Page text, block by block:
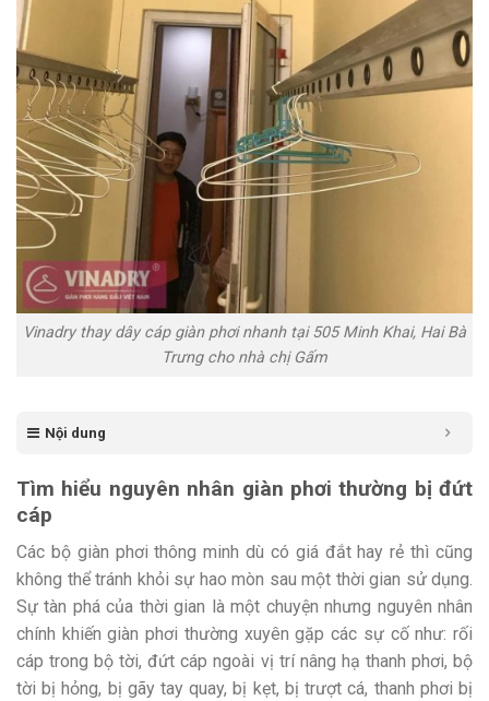
Vinadry thay dây cáp giàn phơi nhanh tại 505 Minh Khai, Hai Bà
Trưng cho nhà chị Gấm
Nội dung
Tìm hiểu nguyên nhân giàn phơi thường bị đứt
cáp
Các bộ giàn phơi thông minh dù có giá đắt hay rẻ thì cũng
không thể tránh khỏi sự hao mòn sau một thời gian sử dụng.
Sự tàn phá của thời gian là một chuyện nhưng nguyên nhân
chính khiến giàn phơi thường xuyên gặp các sự cố như: rối
cáp trong bộ tời, đứt cáp ngoài vị trí nâng hạ thanh phơi, bộ
tời bị hỏng, bị gãy tay quay, bị kẹt, bị trượt cá, thanh phơi bị